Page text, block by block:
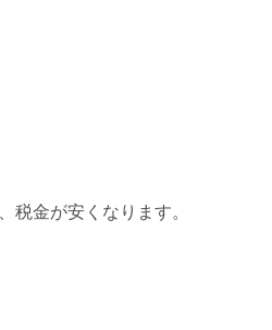
税金が安くなります。